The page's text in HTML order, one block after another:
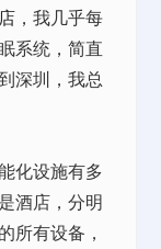
，我几乎每
系统，简直
深圳，我总
化设施有多
酒店，分明
所有设备，